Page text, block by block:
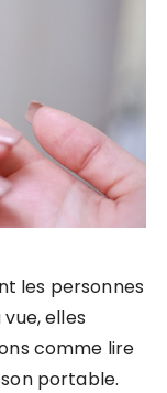
les personnes
elles
comme lire
portable.